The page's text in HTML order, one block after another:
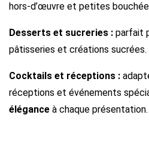
hors-d’œuvre et petites
Desserts et sucreries : parfait
pâtisseries et créations sucrées.
Cocktails et réceptions :
réceptions et événements
élégance à chaque présentation.